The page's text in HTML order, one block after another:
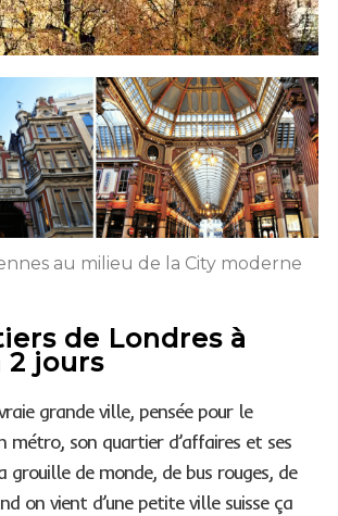
au milieu de la City moderne
de Londres à
2 jours
grande ville, pensée pour le
métro, son quartier d’affaires et ses
grouille de monde, de bus rouges, de
on vient d’une petite ville suisse ça